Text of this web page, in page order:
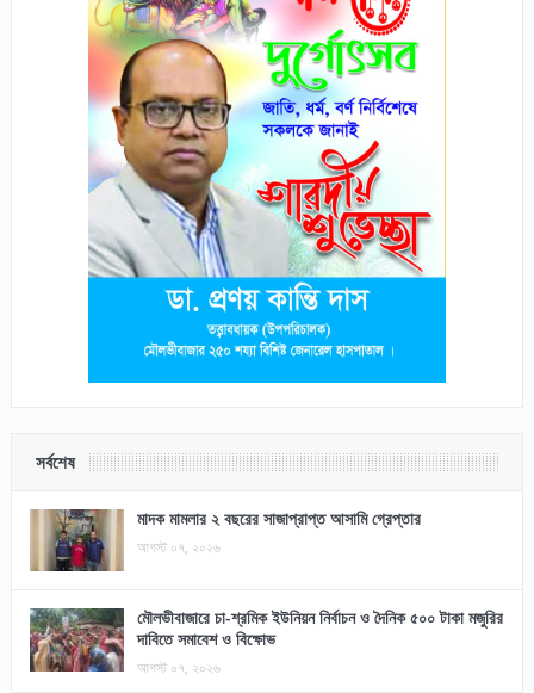
সর্বশেষ
মাদক মামলার ২ বছরের সাজাপ্রাপ্ত আসামি গ্রেপ্তার
আগস্ট ০৭, ২০২৬
মৌলভীবাজারে চা-শ্রমিক ইউনিয়ন নির্বাচন ও দৈনিক ৫০০ টাকা মজুরির
দাবিতে সমাবেশ ও বিক্ষোভ
আগস্ট ০৭, ২০২৬